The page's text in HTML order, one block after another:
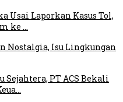
Usai Laporkan Kasus Tol,
ke …
Nostalgia, Isu Lingkungan
Sejahtera, PT ACS Bekali